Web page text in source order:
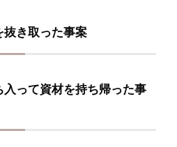
抜き取った事案
って資材を持ち帰った事